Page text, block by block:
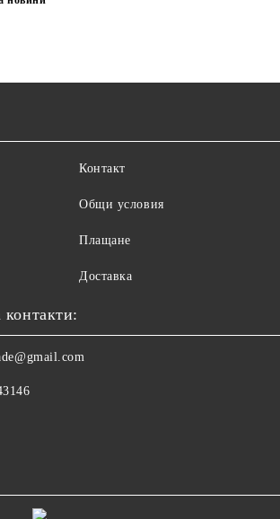
Контакт
Общи условия
Плащане
Доставка